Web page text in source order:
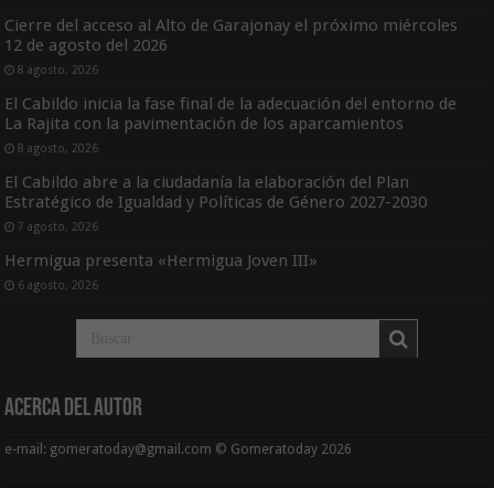
Cierre del acceso al Alto de Garajonay el próximo miércoles
12 de agosto del 2026
8 agosto, 2026
El Cabildo inicia la fase final de la adecuación del entorno de
La Rajita con la pavimentación de los aparcamientos
8 agosto, 2026
El Cabildo abre a la ciudadanía la elaboración del Plan
Estratégico de Igualdad y Políticas de Género 2027-2030
7 agosto, 2026
Hermigua presenta «Hermigua Joven III»
6 agosto, 2026
Acerca del Autor
e-mail: gomeratoday@gmail.com © Gomeratoday 2026